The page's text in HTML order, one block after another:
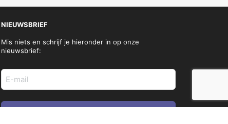
NIEUWSBRIEF
Mis niets en schrijf je hieronder in op onze
nieuwsbrief:
E-
mail
adres